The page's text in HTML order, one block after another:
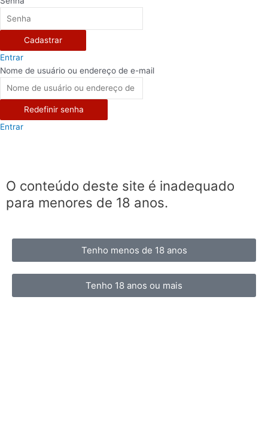
Cadastrar
Entrar
Nome de usuário ou endereço de e-mail
Redefinir senha
Entrar
O conteúdo deste site é inadequado
para menores de 18 anos.
Tenho menos de 18 anos
Tenho 18 anos ou mais